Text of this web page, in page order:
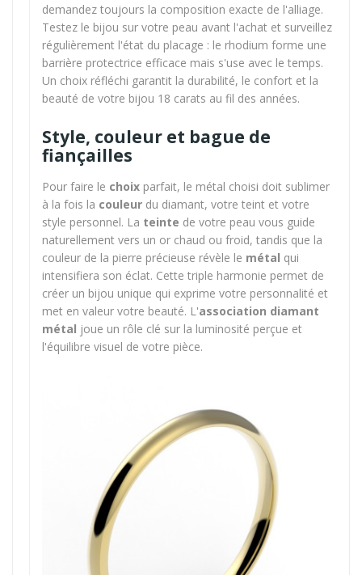
demandez toujours la composition exacte de l'alliage.
Testez le bijou sur votre peau avant l'achat et surveillez
régulièrement l'état du placage : le rhodium forme une
barrière protectrice efficace mais s'use avec le temps.
Un choix réfléchi garantit la durabilité, le confort et la
beauté de votre bijou 18 carats au fil des années.
Style, couleur et bague de
fiançailles
Pour faire le choix parfait, le métal choisi doit sublimer
à la fois la couleur du diamant, votre teint et votre
style personnel. La teinte de votre peau vous guide
naturellement vers un or chaud ou froid, tandis que la
couleur de la pierre précieuse révèle le métal qui
intensifiera son éclat. Cette triple harmonie permet de
créer un bijou unique qui exprime votre personnalité et
met en valeur votre beauté. L'association diamant
métal joue un rôle clé sur la luminosité perçue et
l'équilibre visuel de votre pièce.